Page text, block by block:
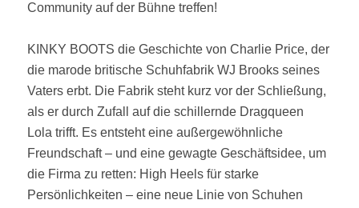
Community auf der Bühne treffen!
KINKY BOOTS die Geschichte von Charlie Price, der
die marode britische Schuhfabrik WJ Brooks seines
Vaters erbt. Die Fabrik steht kurz vor der Schließung,
als er durch Zufall auf die schillernde Dragqueen
Lola trifft. Es entsteht eine außergewöhnliche
Freundschaft – und eine gewagte Geschäftsidee, um
die Firma zu retten: High Heels für starke
Persönlichkeiten – eine neue Linie von Schuhen